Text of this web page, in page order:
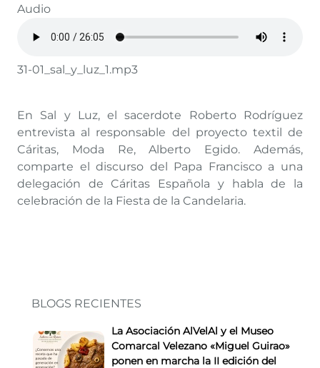
Audio
31-01_sal_y_luz_1.mp3
En Sal y Luz, el sacerdote Roberto Rodríguez
entrevista al responsable del proyecto textil de
Cáritas, Moda Re, Alberto Egido. Además,
comparte el discurso del Papa Francisco a una
delegación de Cáritas Española y habla de la
celebración de la Fiesta de la Candelaria.
BLOGS RECIENTES
La Asociación AlVelAl y el Museo
Comarcal Velezano «Miguel Guirao»
ponen en marcha la II edición del